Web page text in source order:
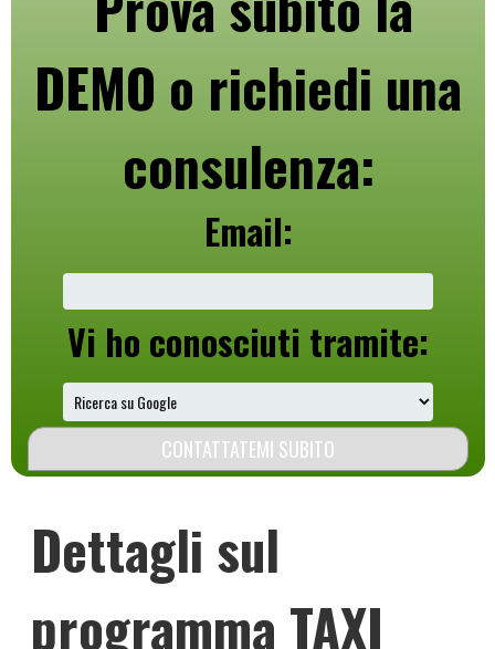
DEMO o richiedi una
consulenza:
Email:
Vi ho conosciuti tramite:
Dettagli sul
programma TAXI